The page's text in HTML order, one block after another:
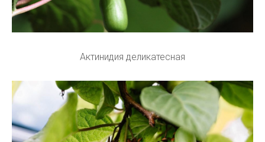
Актинидия деликатесная